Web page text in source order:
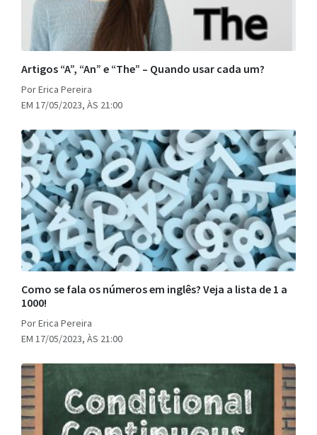
Artigos “A”, “An” e “The” – Quando usar cada um?
Por Erica Pereira
EM 17/05/2023, ÀS 21:00
Como se fala os números em inglês? Veja a lista de 1 a
1000!
Por Erica Pereira
EM 17/05/2023, ÀS 21:00